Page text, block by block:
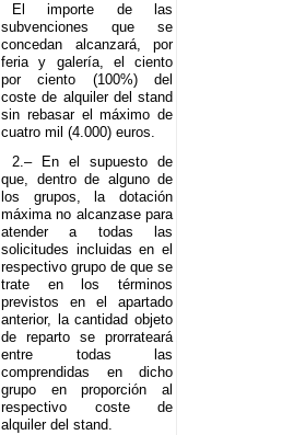
El importe de las
subvenciones que se
concedan alcanzará, por
feria y galería, el ciento
por ciento (100%) del
coste de alquiler del stand
sin rebasar el máximo de
cuatro mil (4.000) euros.
2.– En el supuesto de
que, dentro de alguno de
los grupos, la dotación
máxima no alcanzase para
atender a todas las
solicitudes incluidas en el
respectivo grupo de que se
trate en los términos
previstos en el apartado
anterior, la cantidad objeto
de reparto se prorrateará
entre todas las
comprendidas en dicho
grupo en proporción al
respectivo coste de
alquiler del stand.